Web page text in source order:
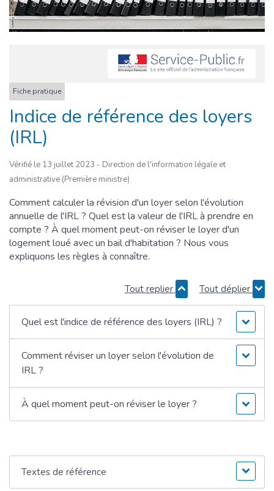
Fiche pratique
Indice de référence des loyers
(IRL)
Vérifié le 13 juillet 2023 - Direction de l'information légale et
administrative (Première ministre)
Comment calculer la révision d'un loyer selon l'évolution
annuelle de l'IRL ? Quel est la valeur de l'IRL à prendre en
compte ? À quel moment peut-on réviser le loyer d'un
logement loué avec un bail d'habitation ? Nous vous
expliquons les règles à connaître.
Tout replier Tout déplier
Quel est l'indice de référence des loyers (IRL) ?
Comment réviser un loyer selon l'évolution de
IRL ?
À quel moment peut-on réviser le loyer ?
Textes de référence